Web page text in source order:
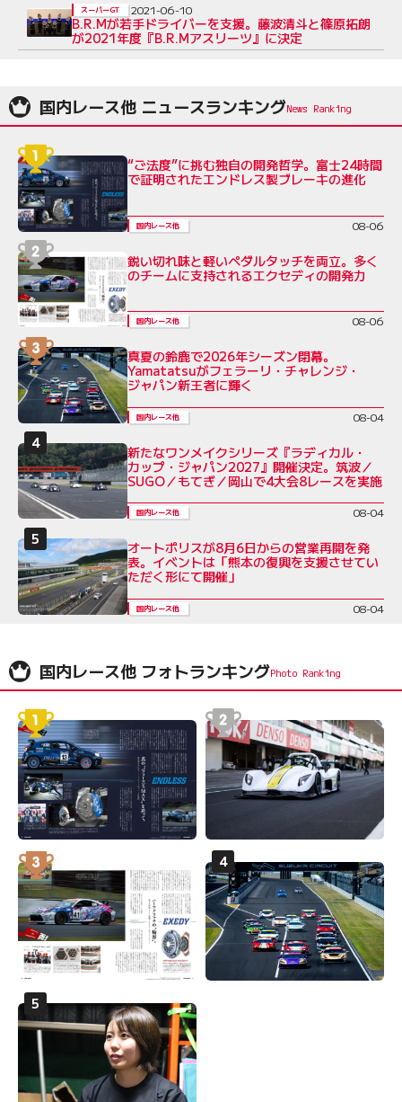
B.R.Mが若手ドライバーを支援。藤波清斗と篠原拓朗
が2021年度『B.R.Mアスリーツ』に決定
スーパーGT 2021-06-10
国内レース他 ニュースランキング
“ご法度”に挑む独自の開発哲学。富士24時間
で証明されたエンドレス製ブレーキの進化
国内レース他 08-06
鋭い切れ味と軽いペダルタッチを両立。多く
のチームに支持されるエクセディの開発力
国内レース他 08-06
真夏の鈴鹿で2026年シーズン閉幕。
Yamatatsuがフェラーリ・チャレンジ・
ジャパン新王者に輝く
国内レース他 08-04
新たなワンメイクシリーズ『ラディカル・
カップ・ジャパン2027』開催決定。筑波／
SUGO／もてぎ／岡山で4大会8レースを実施
国内レース他 08-04
オートポリスが8月6日からの営業再開を発
表。イベントは「熊本の復興を支援させてい
ただく形にて開催」
国内レース他 08-04
国内レース他 フォトランキング